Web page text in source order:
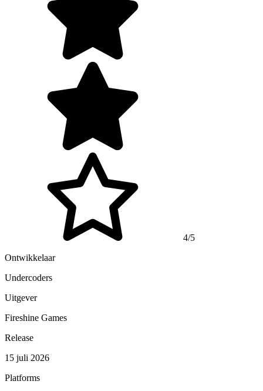
4/5
Ontwikkelaar
Undercoders
Uitgever
Fireshine Games
Release
15 juli 2026
Platforms